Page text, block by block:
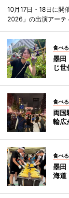
10月17日・18日に開
2026」の出演アーテ
食べる
墨田
じ世
食べる
両国
輪広
食べる
墨田
海道